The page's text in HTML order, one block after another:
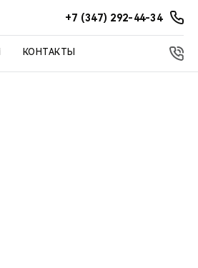
+7 (347) 292-44-34
КОНТАКТЫ